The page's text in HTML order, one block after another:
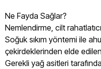
Ne Fayda Sağlar?
Nemlendirme, cilt
Soğuk sıkım yöntemi ile
çekirdeklerinden elde
Gerekli yağ asitleri